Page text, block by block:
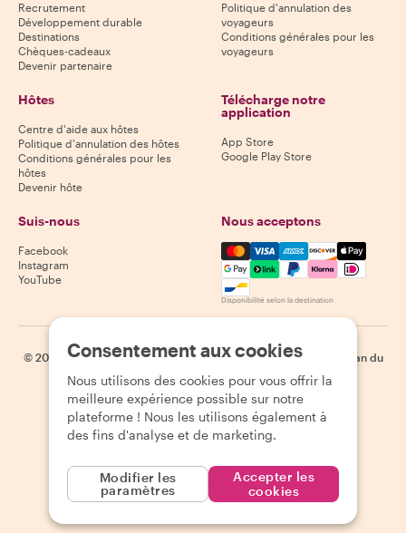
Recrutement
Développement durable
Destinations
Chèques-cadeaux
Devenir partenaire
Politique d'annulation des
voyageurs
Conditions générales pour les
voyageurs
Hôtes
Centre d'aide aux hôtes
Politique d'annulation des hôtes
Conditions générales pour les
hôtes
Devenir hôte
Télécharge notre
application
App Store
Google Play Store
Suis-nous
Facebook
Instagram
YouTube
Nous acceptons
Mastercard, Visa, Amex,
Disponibilité selon la destination
© 2026 Withlocals.com | Politique de confidentialité | Cookies
Plan du
site
Consentement aux cookies
Nous utilisons des cookies pour vous offrir la
meilleure expérience possible sur notre
plateforme ! Nous les utilisons également à
des fins d'analyse et de marketing.
Modifier les
paramètres
Accepter les
cookies